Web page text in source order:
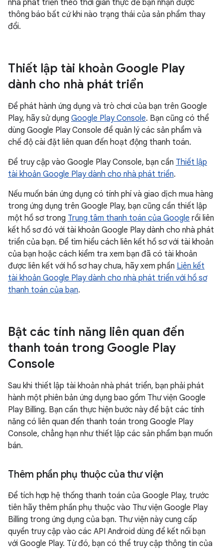
nhà phát triển theo thời gian thực để bạn nhận được
thông báo bất cứ khi nào trạng thái của sản phẩm thay
đổi.
Thiết lập tài khoản Google Play
dành cho nhà phát triển
Để phát hành ứng dụng và trò chơi của bạn trên Google
Play, hãy sử dụng Google Play Console. Bạn cũng có thể
dùng Google Play Console để quản lý các sản phẩm và
chế độ cài đặt liên quan đến hoạt động thanh toán.
Để truy cập vào Google Play Console, bạn cần Thiết lập
tài khoản Google Play dành cho nhà phát triển.
Nếu muốn bán ứng dụng có tính phí và giao dịch mua hàng
trong ứng dụng trên Google Play, bạn cũng cần thiết lập
một hồ sơ trong Trung tâm thanh toán của Google rồi liên
kết hồ sơ đó với tài khoản Google Play dành cho nhà phát
triển của bạn. Để tìm hiểu cách liên kết hồ sơ với tài khoản
của bạn hoặc cách kiểm tra xem bạn đã có tài khoản
được liên kết với hồ sơ hay chưa, hãy xem phần Liên kết
tài khoản Google Play dành cho nhà phát triển với hồ sơ
thanh toán của bạn.
Bật các tính năng liên quan đến
thanh toán trong Google Play
Console
Sau khi thiết lập tài khoản nhà phát triển, bạn phải phát
hành một phiên bản ứng dụng bao gồm Thư viện Google
Play Billing. Bạn cần thực hiện bước này để bật các tính
năng có liên quan đến thanh toán trong Google Play
Console, chẳng hạn như thiết lập các sản phẩm bạn muốn
bán.
Thêm phần phụ thuộc của thư viện
Để tích hợp hệ thống thanh toán của Google Play, trước
tiên hãy thêm phần phụ thuộc vào Thư viện Google Play
Billing trong ứng dụng của bạn. Thư viện này cung cấp
quyền truy cập vào các API Android dùng để kết nối bạn
với Google Play. Từ đó, bạn có thể truy cập thông tin của